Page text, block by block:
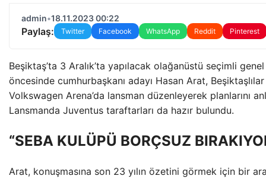
admin•18.11.2023 00:22
Paylaş: Twitter Facebook WhatsApp Reddit Pinterest
Beşiktaş’ta 3 Aralık’ta yapılacak olağanüstü seçimli
öncesinde cumhurbaşkanı adayı Hasan Arat, Beşiktaşlılar
Volkswagen Arena’da lansman düzenleyerek planlarını
Lansmanda Juventus taraftarları da hazır bulundu.
“SEBA KULÜPÜ BORÇSUZ
Arat, konuşmasına son 23 yılın özetini görmek için bir